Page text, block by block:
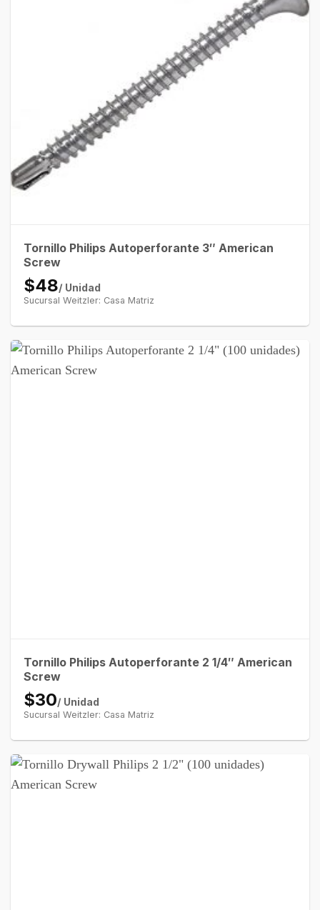
Tornillo Philips Autoperforante 3″ American
Screw
$48/ Unidad
Sucursal Weitzler: Casa Matriz
Tornillo Philips Autoperforante 2 1/4″ American
Screw
$30/ Unidad
Sucursal Weitzler: Casa Matriz